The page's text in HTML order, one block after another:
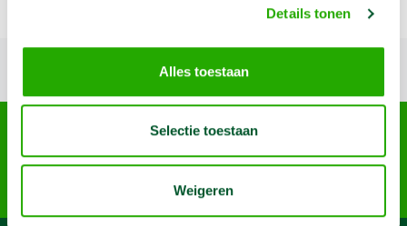
Details tonen
Alles toestaan
Selectie toestaan
Weigeren
Terug naar boven
Arma Machine Verhuur
085 4899 700
info@machineverhuur.nl